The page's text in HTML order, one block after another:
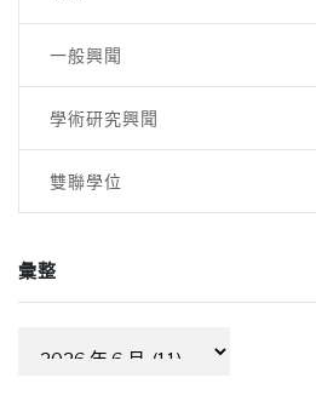
一般興聞
學術研究興聞
雙聯學位
彙整